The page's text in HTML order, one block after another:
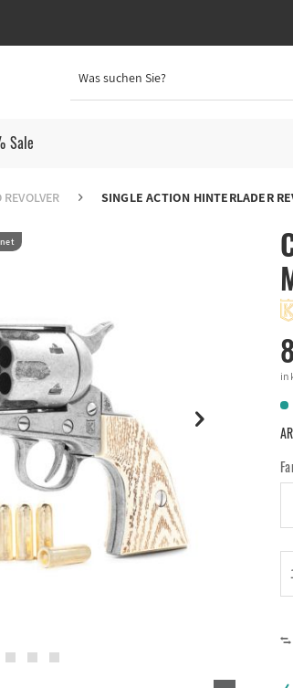
Sale
SINGLE ACTION HINTERLADER